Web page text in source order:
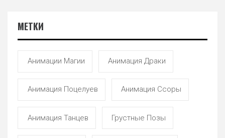
МЕТКИ
Анимации Магии Анимация Драки
Анимация Поцелуев Анимация Ссоры
Анимация Танцев Грустные Позы